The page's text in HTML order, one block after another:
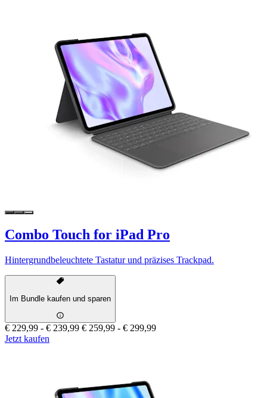
Combo Touch for iPad Pro
Hintergrundbeleuchtete Tastatur und präzises Trackpad.
Im Bundle kaufen und sparen
€ 229,99 - € 239,99 € 259,99 - € 299,99
Jetzt kaufen